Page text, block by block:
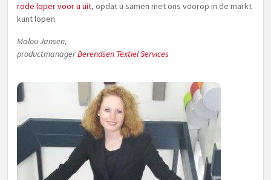
rode loper voor u uit, opdat u samen met ons voorop in de markt
kunt lopen.
Malou Jansen,
productmanagerBerendsen Textiel Services